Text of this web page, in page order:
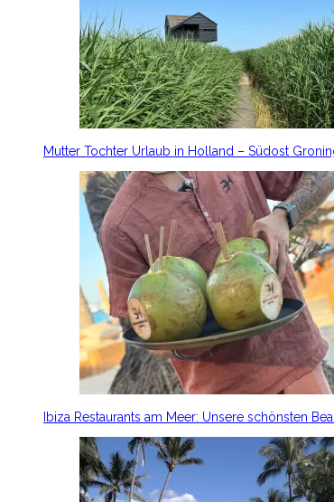
Mutter Tochter Urlaub in Holland – Südost
Ibiza Restaurants am Meer: Unsere schönsten